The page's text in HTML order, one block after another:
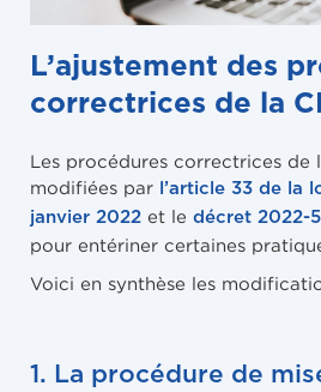
L’ajustement des
correctrices de la
Les procédures correctrices de
modifiées par l’article 33 de la
janvier 2022 et le décret 2022-
pour entériner certaines
Voici en synthèse les
1. La procédure de